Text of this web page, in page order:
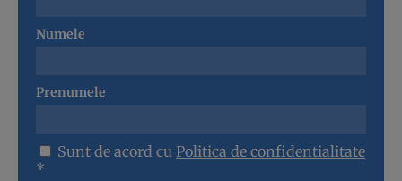
Numele
Prenumele
Sunt de acord cu Politica de confidentialitate
*